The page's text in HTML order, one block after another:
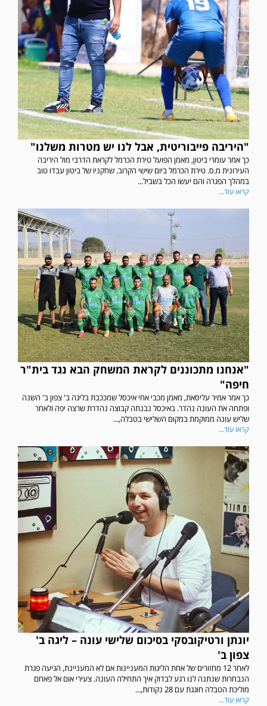
"היריבה פייבוריטית, אבל לנו יש מטרות משלנו"
כך אמר עומרי ביטון, מאמן הפועל טירת הכרמל לקראת הדרבי מול היריבה
העירונית מ.ס. טירת הכרמל ביום שישי הקרוב. שחקניו של ביטון עבדו טוב
במהלך הפגרה והם יעשו הכל בשביל...
קראו עוד...
"אנחנו מתכוננים לקראת המשחק הבא נגד בית"ר
חיפה"
כך אמר אמיר עליסאת, מאמן מכבי אחי איכסל שמככבת בליגה ב' צפון ב' השנה
ופתחה את העונה נהדר. באיכסל נבנתה קבוצה נהדרת שרצה יפה ולאחר
שליש עונה ממוקמת במקום השלישי בטבלה,...
קראו עוד...
יונתן ורטיקובסקי בסיכום שלישי עונה – ליגה ב'
צפון ב'
לאחר 12 מחזורים של אחת הליגות המעניינות אם לא המעניינת, הגיעה פגרת
הנבחרות שנתנה לנו רגע לבדוק איך התחילה העונה. צעירי אום אל פאחם
מוליכת הטבלה חוגגת עם 28 נקודות,...
קראו עוד...